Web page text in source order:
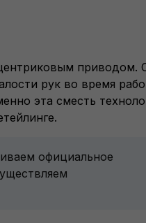
приводом.
рук во время
эта сместь
официальное